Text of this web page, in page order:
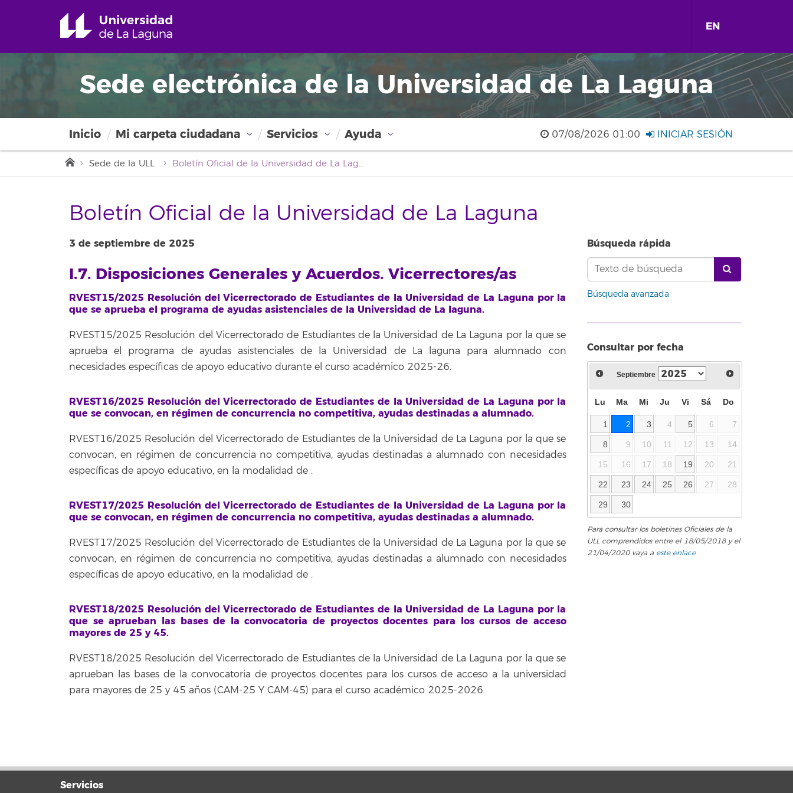
EN
Sede electrónica de la Universidad de La Laguna
Inicio Mi carpeta ciudadana Servicios Ayuda 07/08/2026 01:00 INICIAR SESIÓN
Sede de la ULL Boletín Oficial de la Universidad de La Laguna
Boletín Oficial de la Universidad de La Laguna
3 de septiembre de 2025
I.7. Disposiciones Generales y Acuerdos. Vicerrectores/as
RVEST15/2025 Resolución del Vicerrectorado de Estudiantes de la Universidad de La Laguna por la
que se aprueba el programa de ayudas asistenciales de la Universidad de La laguna.
RVEST15/2025 Resolución del Vicerrectorado de Estudiantes de la Universidad de La Laguna por la que se
aprueba el programa de ayudas asistenciales de la Universidad de La laguna para alumnado con
necesidades específicas de apoyo educativo durante el curso académico 2025-26.
RVEST16/2025 Resolución del Vicerrectorado de Estudiantes de la Universidad de La Laguna por la
que se convocan, en régimen de concurrencia no competitiva, ayudas destinadas a alumnado.
RVEST16/2025 Resolución del Vicerrectorado de Estudiantes de la Universidad de La Laguna por la que se
convocan, en régimen de concurrencia no competitiva, ayudas destinadas a alumnado con necesidades
específicas de apoyo educativo, en la modalidad de .
RVEST17/2025 Resolución del Vicerrectorado de Estudiantes de la Universidad de La Laguna por la
que se convocan, en régimen de concurrencia no competitiva, ayudas destinadas a alumnado.
RVEST17/2025 Resolución del Vicerrectorado de Estudiantes de la Universidad de La Laguna por la que se
convocan, en régimen de concurrencia no competitiva, ayudas destinadas a alumnado con necesidades
específicas de apoyo educativo, en la modalidad de .
RVEST18/2025 Resolución del Vicerrectorado de Estudiantes de la Universidad de La Laguna por la
que se aprueban las bases de la convocatoria de proyectos docentes para los cursos de acceso
mayores de 25 y 45.
RVEST18/2025 Resolución del Vicerrectorado de Estudiantes de la Universidad de La Laguna por la que se
aprueban las bases de la convocatoria de proyectos docentes para los cursos de acceso a la universidad
para mayores de 25 y 45 años (CAM-25 Y CAM-45) para el curso académico 2025-2026.
Búsqueda rápida
Búsqueda avanzada
Consultar por fecha
Septiembre
Lu Ma Mi Ju Vi Sá Do
1 2 3 4 5 6 7
8 9 10 11 12 13 14
15 16 17 18 19 20 21
22 23 24 25 26 27 28
29 30
Para consultar los boletines Oficiales de la
ULL comprendidos entre el 18/05/2018 y el
21/04/2020 vaya a este enlace
Servicios